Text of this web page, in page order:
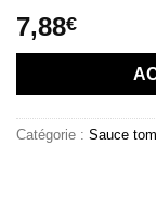
7,88€
Catégorie : Sauce